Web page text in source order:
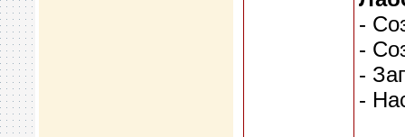
-
-
-
-